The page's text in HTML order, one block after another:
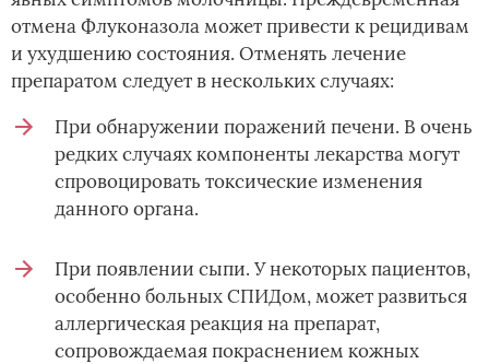
отмена Флуконазола может привести к рецидивам
и ухудшению состояния. Отменять лечение
препаратом следует в нескольких случаях:
При обнаружении поражений печени. В очень
редких случаях компоненты лекарства могут
спровоцировать токсические изменения
данного органа.
При появлении сыпи. У некоторых пациентов,
особенно больных СПИДом, может развиться
аллергическая реакция на препарат,
сопровождаемая покраснением кожных